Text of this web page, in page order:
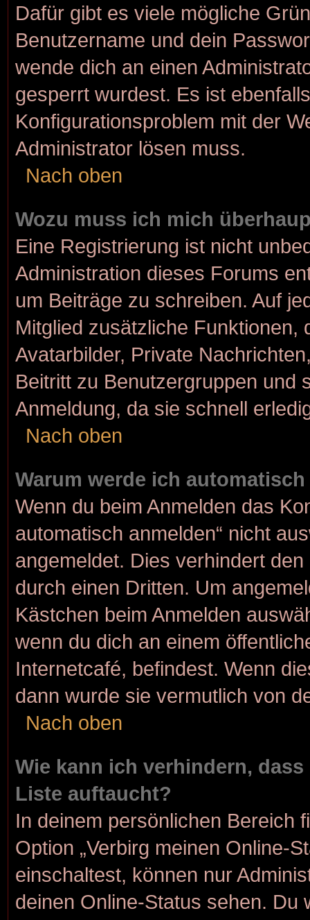
Dafür gibt es viele mögliche
Benutzername und dein
wende dich an einen
gesperrt wurdest. Es ist
Konfigurationsproblem mit der
Administrator lösen muss.
Nach oben
Wozu muss ich mich
Eine Registrierung ist nicht
Administration dieses Forums
um Beiträge zu schreiben. Auf
Mitglied zusätzliche Funktionen,
Avatarbilder, Private
Beitritt zu Benutzergruppen und
Anmeldung, da sie schnell
Nach oben
Warum werde ich
Wenn du beim Anmelden das
automatisch anmelden“ nicht
angemeldet. Dies verhindert
durch einen Dritten. Um
Kästchen beim Anmelden
wenn du dich an einem
Internetcafé, befindest. Wenn
dann wurde sie vermutlich von
Nach oben
Wie kann ich verhindern,
Liste auftaucht?
In deinem persönlichen Bereich
Option „Verbirg meinen Online-
einschaltest, können nur
deinen Online-Status sehen.